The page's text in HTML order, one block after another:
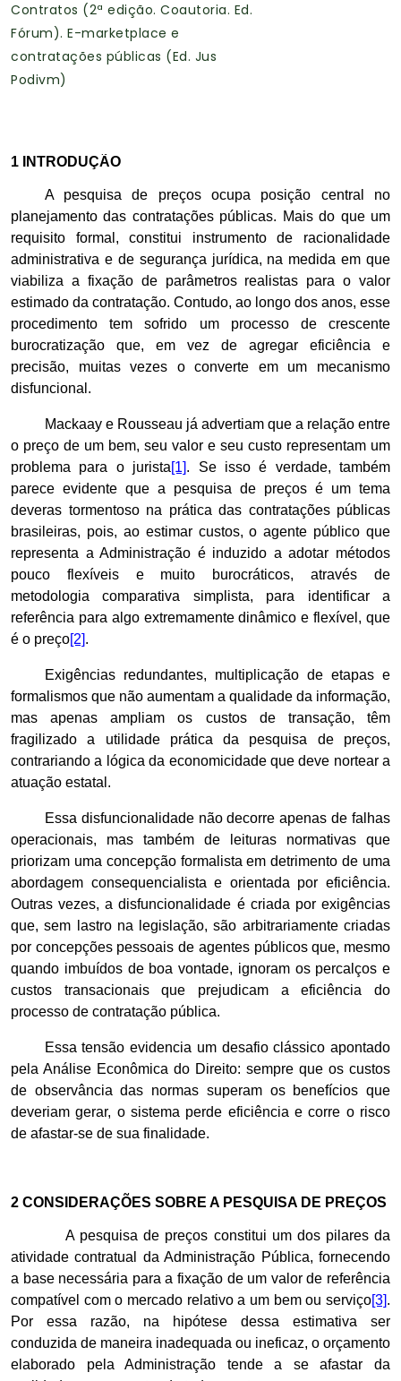
Contratos (2ª edição. Coautoria. Ed.
Fórum). E-marketplace e
contratações públicas (Ed. Jus
Podivm)